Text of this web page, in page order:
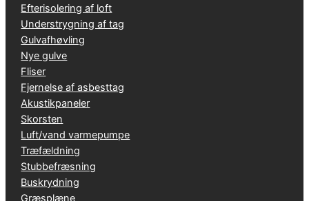
Efterisolering af loft
Understrygning af tag
Gulvafhøvling
Nye gulve
Fliser
Fjernelse af asbesttag
Akustikpaneler
Skorsten
Luft/vand varmepumpe
Træfældning
Stubbefræsning
Buskrydning
Græsplæne